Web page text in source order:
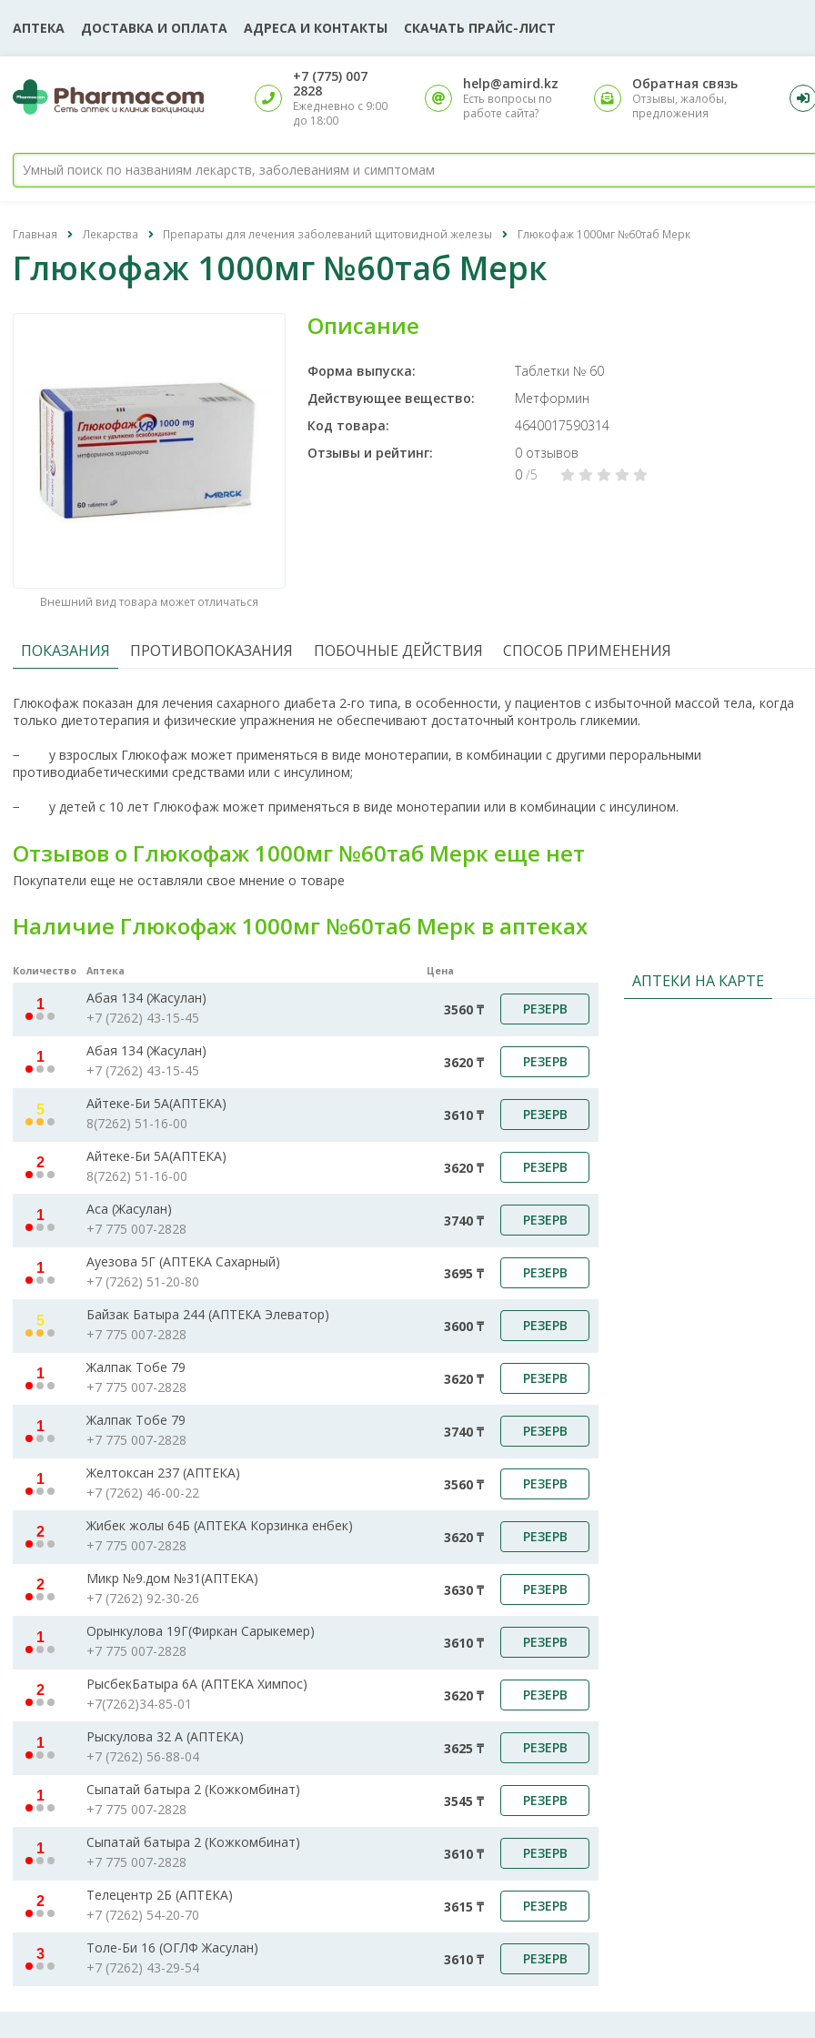
АПТЕКА ДОСТАВКА И ОПЛАТА АДРЕСА И КОНТАКТЫ СКАЧАТЬ ПРАЙС-ЛИСТ
‎+7 (775) 007
2828
Ежедневно с 9:00
до 18:00
help@amird.kz
Есть вопросы по
работе сайта?
Обратная связь
Отзывы, жалобы,
предложения
Главная Лекарства Препараты для лечения заболеваний щитовидной железы Глюкофаж 1000мг №60таб Мерк
Глюкофаж 1000мг №60таб Мерк
Внешний вид товара может отличаться
Описание
Форма выпуска:
Таблетки № 60
Действующее вещество:
Метформин
Код товара:
4640017590314
Отзывы и рейтинг:
0 отзывов
0 /5
ПОКАЗАНИЯ ПРОТИВОПОКАЗАНИЯ ПОБОЧНЫЕ ДЕЙСТВИЯ СПОСОБ ПРИМЕНЕНИЯ
Глюкофаж показан для лечения сахарного диабета 2-го типа, в особенности, у пациентов с избыточной массой тела, когда
только диетотерапия и физические упражнения не обеспечивают достаточный контроль гликемии.
− у взрослых Глюкофаж может применяться в виде монотерапии, в комбинации с другими пероральными
противодиабетическими средствами или с инсулином;
− у детей с 10 лет Глюкофаж может применяться в виде монотерапии или в комбинации с инсулином.
Отзывов о Глюкофаж 1000мг №60таб Мерк еще нет
Покупатели еще не оставляли свое мнение о товаре
Наличие Глюкофаж 1000мг №60таб Мерк в аптеках
Количество Аптека Цена
1
Абая 134 (Жасулан)
+7 (7262) 43-15-45
3560 ₸ РЕЗЕРВ
1
Абая 134 (Жасулан)
+7 (7262) 43-15-45
3620 ₸ РЕЗЕРВ
5
Айтеке-Би 5А(АПТЕКА)
8(7262) 51-16-00
3610 ₸ РЕЗЕРВ
2
Айтеке-Би 5А(АПТЕКА)
8(7262) 51-16-00
3620 ₸ РЕЗЕРВ
1
Аса (Жасулан)
+7 775 007-2828
3740 ₸ РЕЗЕРВ
1
Ауезова 5Г (АПТЕКА Сахарный)
+7 (7262) 51-20-80
3695 ₸ РЕЗЕРВ
5
Байзак Батыра 244 (АПТЕКА Элеватор)
+7 775 007-2828
3600 ₸ РЕЗЕРВ
1
Жалпак Тобе 79
+7 775 007-2828
3620 ₸ РЕЗЕРВ
1
Жалпак Тобе 79
+7 775 007-2828
3740 ₸ РЕЗЕРВ
1
Желтоксан 237 (АПТЕКА)
+7 (7262) 46-00-22
3560 ₸ РЕЗЕРВ
2
Жибек жолы 64Б (АПТЕКА Корзинка енбек)
+7 775 007-2828
3620 ₸ РЕЗЕРВ
2
Микр №9.дом №31(АПТЕКА)
+7 (7262) 92-30-26
3630 ₸ РЕЗЕРВ
1
Орынкулова 19Г(Фиркан Сарыкемер)
+7 775 007-2828
3610 ₸ РЕЗЕРВ
2
РысбекБатыра 6А (АПТЕКА Химпос)
+7(7262)34-85-01
3620 ₸ РЕЗЕРВ
1
Рыскулова 32 А (АПТЕКА)
+7 (7262) 56-88-04
3625 ₸ РЕЗЕРВ
1
Сыпатай батыра 2 (Кожкомбинат)
+7 775 007-2828
3545 ₸ РЕЗЕРВ
1
Сыпатай батыра 2 (Кожкомбинат)
+7 775 007-2828
3610 ₸ РЕЗЕРВ
2
Телецентр 2Б (АПТЕКА)
+7 (7262) 54-20-70
3615 ₸ РЕЗЕРВ
3
Толе-Би 16 (ОГЛФ Жасулан)
+7 (7262) 43-29-54
3610 ₸ РЕЗЕРВ
АПТЕКИ НА КАРТЕ